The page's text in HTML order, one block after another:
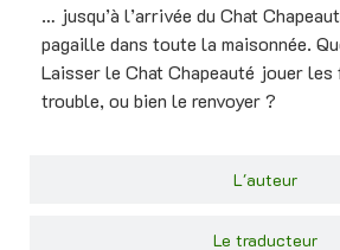
L'auteur
Le traducteur
… jusqu’à l’arrivée du Chat
pagaille dans toute la maisonnée.
Laisser le Chat Chapeauté jouer les
trouble, ou bien le renvoyer ?